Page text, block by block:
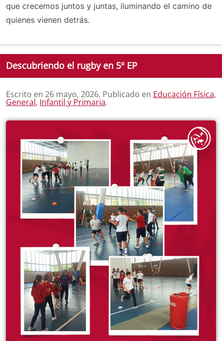
que crecemos juntos y juntas, iluminando el camino de
quienes vienen detrás.
Descubriendo el rugby en 5º EP
Escrito en 26 mayo, 2026. Publicado en Educación Física,
General, Infantil y Primaria.